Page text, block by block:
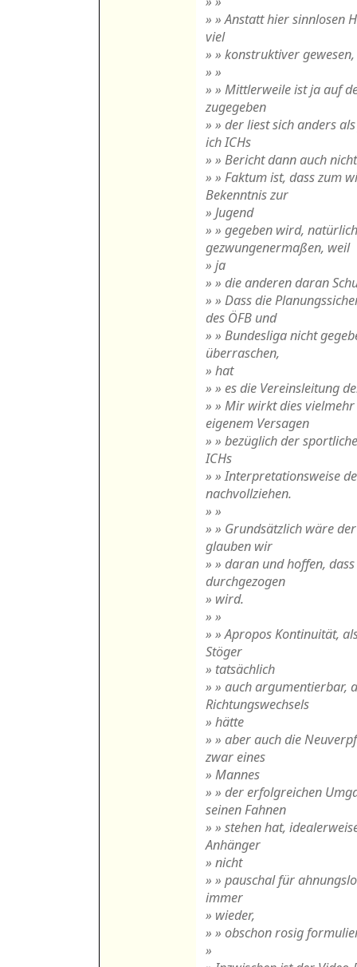
» » Anstatt hier sinnlosen
viel
» » konstruktiver
» »
» » Mittlerweile ist ja auf
zugegeben
» » der liest sich anders
ich ICHs
» » Bericht dann auch
» » Faktum ist, dass zum
Bekenntnis zur
» Jugend
» » gegeben wird,
gezwungenermaßen, weil
» ja
» » die anderen daran
» » Dass die
des ÖFB und
» » Bundesliga nicht
überraschen,
» hat
» » es die Vereinsleitung
» » Mir wirkt dies
eigenem Versagen
» » bezüglich der
ICHs
» » Interpretationsweise
nachvollziehen.
» »
» » Grundsätzlich wäre
glauben wir
» » daran und hoffen,
durchgezogen
» wird.
» »
» » Apropos Kontinuität,
Stöger
» tatsächlich
» » auch argumentierbar,
Richtungswechsels
» hätte
» » aber auch die
zwar eines
» Mannes
» » der erfolgreichen
seinen Fahnen
» » stehen hat,
Anhänger
» nicht
» » pauschal für
immer
» wieder,
» » obschon rosig
»